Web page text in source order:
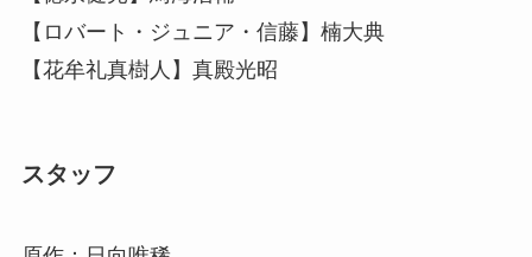
【ロバート・ジュニア・信藤】楠大典
【花牟礼真樹人】真殿光昭
スタッフ